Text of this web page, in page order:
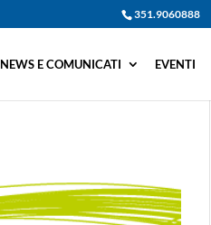
351.9060888
NEWS E COMUNICATI EVENTI